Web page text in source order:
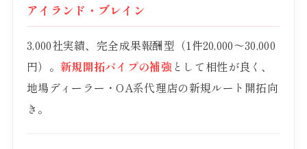
アイランド・ブレイン
3,000社実績、完全成果報酬型（1件20,000〜30,000
円）。 新規開拓パイプの補強 として相性が良く、
地場ディーラー・OA系代理店の新規ルート開拓向
き。